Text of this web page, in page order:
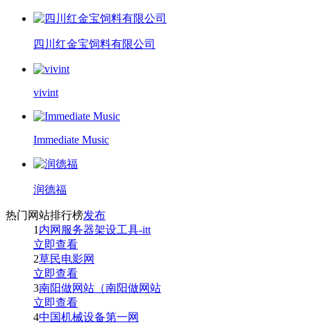
四川红金宝饲料有限公司
vivint
Immediate Music
润德福
热门网站排行榜发布
1 内网服务器架设工具-itt
立即查看
2草民电影网
立即查看
3南阳做网站（南阳做网站
立即查看
4中国机械设备第一网